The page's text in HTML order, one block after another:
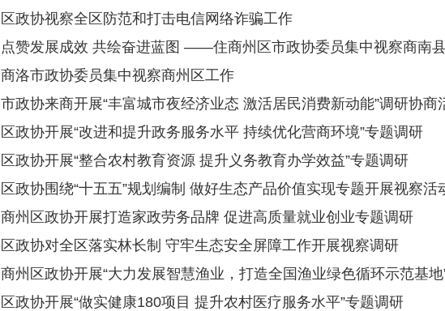
区政协视察全区防范和打击电信网络诈骗工作
点赞发展成效 共绘奋进蓝图 ——住商州区市政协委员集中视察商南
商洛市政协委员集中视察商州区工作
市政协来商开展“丰富城市夜经济业态 激活居民消费新动能”调研协商
区政协开展“改进和提升政务服务水平 持续优化营商环境”专题调研
区政协开展“整合农村教育资源 提升义务教育办学效益”专题调研
区政协围绕“十五五”规划编制 做好生态产品价值实现专题开展视察活
商州区政协开展打造家政劳务品牌 促进高质量就业创业专题调研
区政协对全区落实林长制 守牢生态安全屏障工作开展视察调研
商州区政协开展“大力发展智慧渔业，打造全国渔业绿色循环示范基地
区政协开展“做实健康180项目 提升农村医疗服务水平”专题调研